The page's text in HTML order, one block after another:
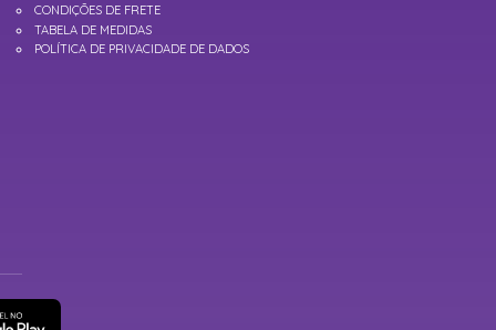
CONDIÇÕES DE FRETE
TABELA DE MEDIDAS
POLÍTICA DE PRIVACIDADE DE DADOS